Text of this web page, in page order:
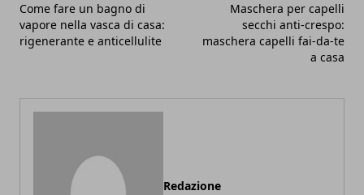
Come fare un bagno di
vapore nella vasca di casa:
rigenerante e anticellulite
Maschera per capelli
secchi anti-crespo:
maschera capelli fai-da-te
a casa
Redazione